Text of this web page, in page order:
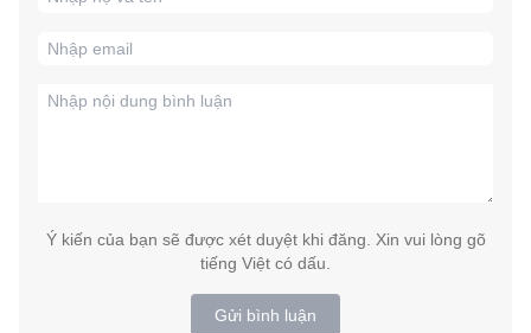
Ý kiến của bạn sẽ được xét duyệt khi đăng. Xin vui lòng gõ
tiếng Việt có dấu.
Gửi bình luận